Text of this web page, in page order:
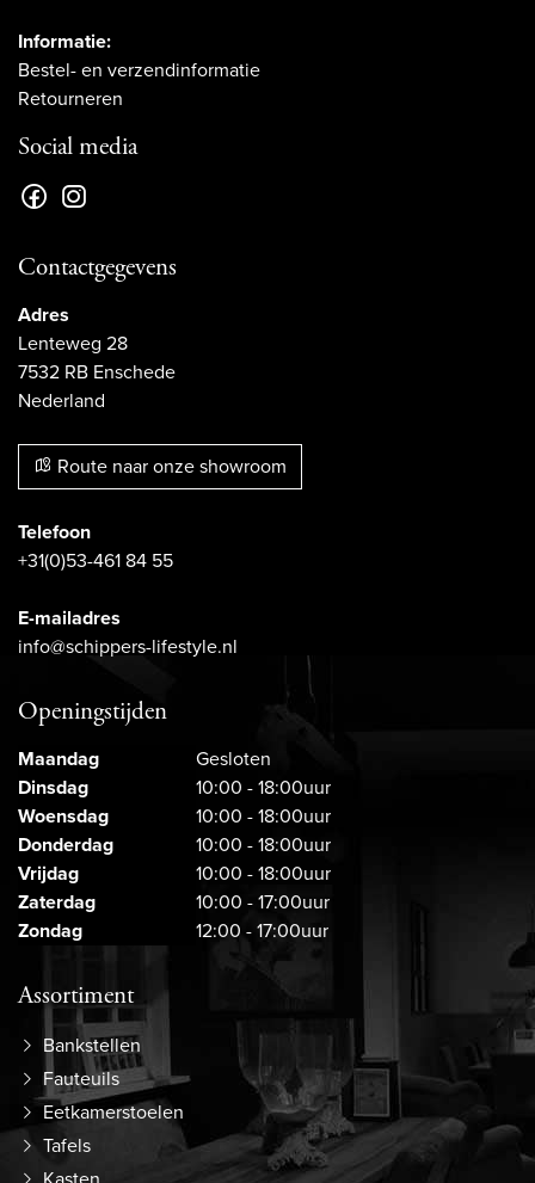
Informatie:
Bestel- en verzendinformatie
Retourneren
Social media
Contactgegevens
Adres
Lenteweg 28
7532 RB Enschede
Nederland
Route naar onze showroom
Telefoon
+31(0)53-461 84 55
E-mailadres
info@schippers-lifestyle.nl
Openingstijden
Maandag
Gesloten
Dinsdag
10:00 - 18:00uur
Woensdag
10:00 - 18:00uur
Donderdag
10:00 - 18:00uur
Vrijdag
10:00 - 18:00uur
Zaterdag
10:00 - 17:00uur
Zondag
12:00 - 17:00uur
Assortiment
Bankstellen
Fauteuils
Eetkamerstoelen
Tafels